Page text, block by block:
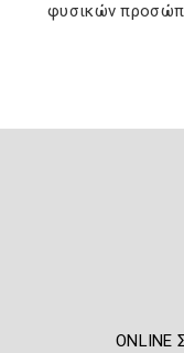
φυσικών
ONLINE